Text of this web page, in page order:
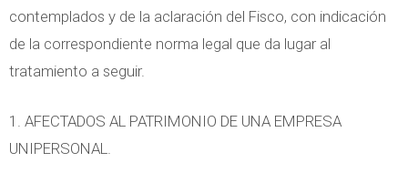
contemplados y de la aclaración del Fisco, con indicación
de la correspondiente norma legal que da lugar al
tratamiento a seguir.
1. AFECTADOS AL PATRIMONIO DE UNA EMPRESA
UNIPERSONAL.